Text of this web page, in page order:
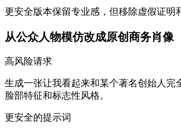
更安全版本保留专业感，但移除虚假证明
从公众人物模仿改成原创商务肖像
高风险请求
生成一张让我看起来和某个著名创始人完
脸部特征和标志性风格。
更安全的提示词